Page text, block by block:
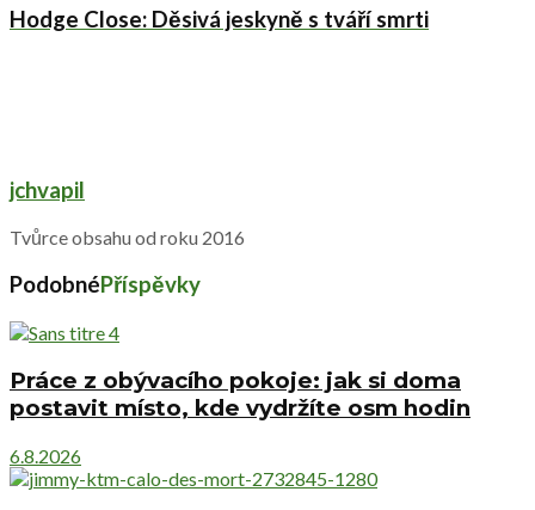
Hodge Close: Děsivá jeskyně s tváří smrti
jchvapil
Tvůrce obsahu od roku 2016
PodobnéPříspěvky
Práce z obývacího pokoje: jak si doma
postavit místo, kde vydržíte osm hodin
6.8.2026